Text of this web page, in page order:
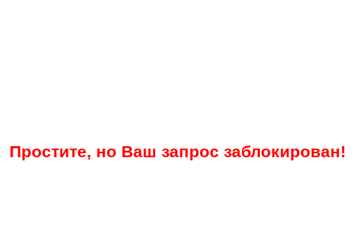
Простите, но Ваш запрос заблокирован!